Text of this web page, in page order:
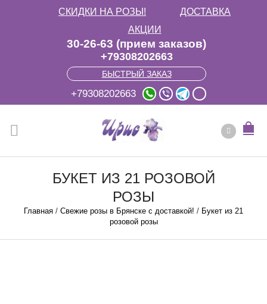
СКИДКИ НА РОЗЫ!
ДОСТАВКА
АКЦИИ
30-26-63 (прием заказов)
+79308202663
БЫСТРЫЙ ЗАКАЗ
+79308202663
БУКЕТ ИЗ 21 РОЗОВОЙ
РОЗЫ
Главная / Свежие розы в Брянске с доставкой! / Букет из 21
розовой розы